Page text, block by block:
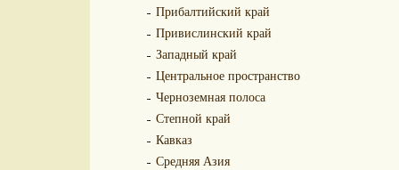
Прибалтийский край
Привислинский край
Западный край
Центральное пространство
Черноземная полоса
Степной край
Кавказ
Средняя Азия